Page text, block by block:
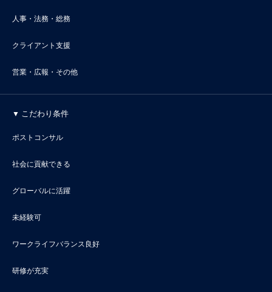
人事・法務・総務
クライアント支援
営業・広報・その他
こだわり条件
ポストコンサル
社会に貢献できる
グローバルに活躍
未経験可
ワークライフバランス良好
研修が充実